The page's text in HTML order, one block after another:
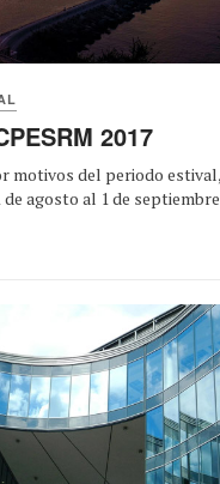
2017
motivos del periodo
agosto al 1 de